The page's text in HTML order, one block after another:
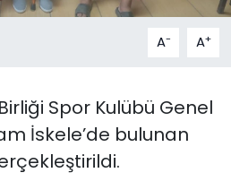
A- A+
Spor Kulübü Genel
İskele’de bulunan